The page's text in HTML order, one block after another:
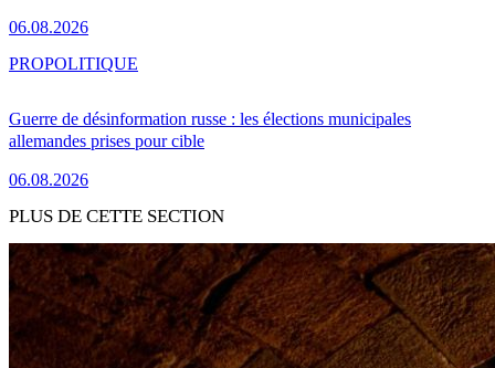
06.08.2026
Guerre de désinformation russe : les élections municipales
allemandes prises pour cible
06.08.2026
PROPOLITIQUE
PLUS DE CETTE SECTION